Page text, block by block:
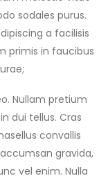
sodales purus.
a facilisis
primis in faucibus
Nullam pretium
dui tellus. Cras
convallis
gravida,
vel enim. Nulla